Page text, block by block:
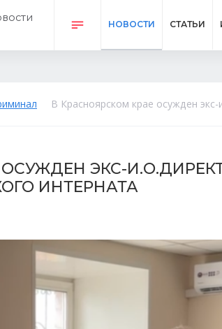
НОВОСТИ СТАТЬИ
В Красноярском крае осужден
ЭКС-
ИНТЕРНАТА